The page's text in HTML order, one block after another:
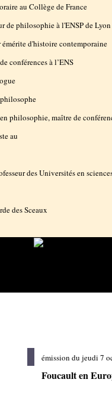
au Collège de France
de philosophie à l'ENSP de Lyon
émérite d'histoire contemporaine
conférences à l’ENS
philosophie, maître de
au
des Universités en
des Sceaux
émission du jeudi 7
Foucault en